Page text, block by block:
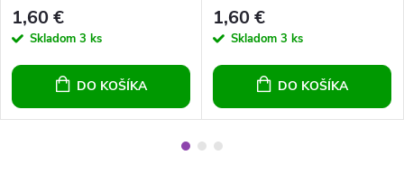
1,60 €
Skladom 3 ks
DO KOŠÍKA
1,60 €
Skladom 3 ks
DO KOŠÍKA